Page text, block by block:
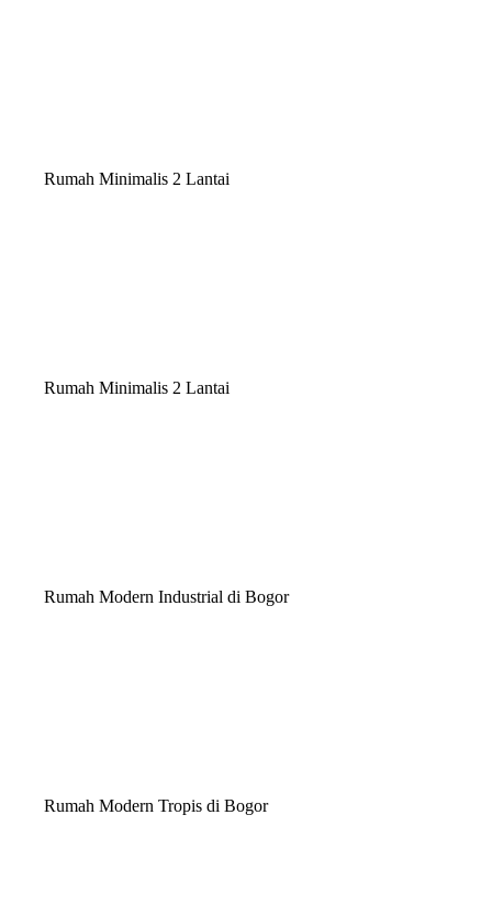
Rumah Minimalis 2 Lantai
Rumah Minimalis 2 Lantai
Rumah Modern Industrial di Bogor
Rumah Modern Tropis di Bogor